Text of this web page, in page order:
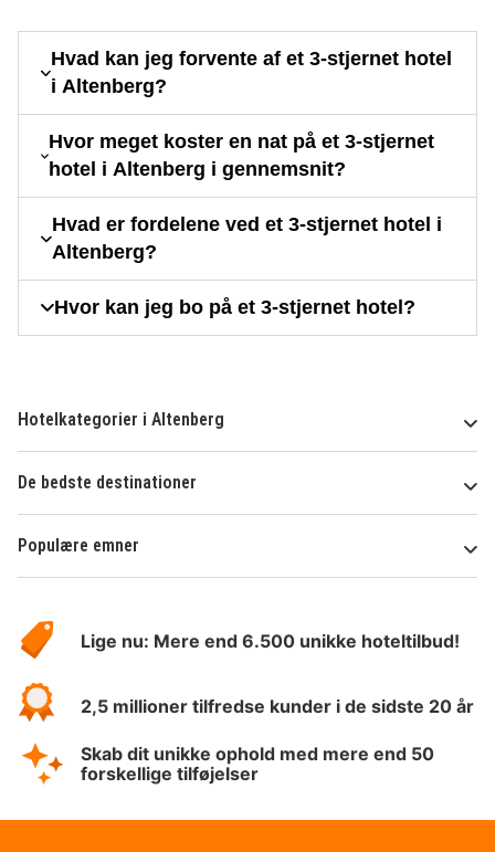
Hvad kan jeg forvente af et 3-stjernet hotel
i Altenberg?
Hvor meget koster en nat på et 3-stjernet
hotel i Altenberg i gennemsnit?
Hvad er fordelene ved et 3-stjernet hotel i
Altenberg?
Hvor kan jeg bo på et 3-stjernet hotel?
Hotelkategorier i Altenberg
De bedste destinationer
Populære emner
HotelSpecials
Lige nu: Mere end 6.500 unikke hoteltilbud!
2,5 millioner tilfredse kunder i de sidste 20 år
Skab dit unikke ophold med mere end 50
forskellige tilføjelser